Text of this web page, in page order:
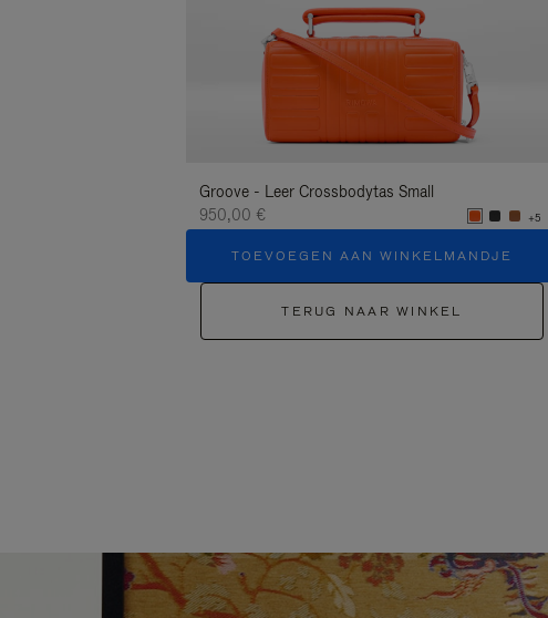
Groove - Leer Crossbodytas Small
950,00 €
+5
TOEVOEGEN AAN WINKELMANDJE
TERUG NAAR WINKEL